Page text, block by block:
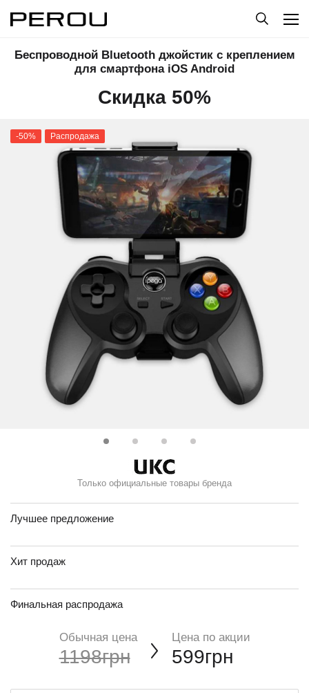
Беспроводной Bluetooth джойстик с креплением
для смартфона iOS Android
Скидка 50%
-50% Распродажа
Только официальные товары бренда
Лучшее предложение
Хит продаж
Финальная распродажа
Обычная цена
1198грн
Цена по акции
599грн